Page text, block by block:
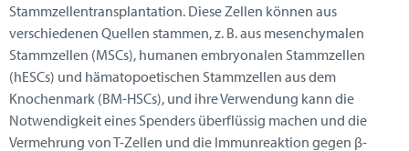
Stammzellentransplantation. Diese Zellen können aus
verschiedenen Quellen stammen, z. B. aus mesenchymalen
Stammzellen (MSCs), humanen embryonalen Stammzellen
(hESCs) und hämatopoetischen Stammzellen aus dem
Knochenmark (BM-HSCs), und ihre Verwendung kann die
Notwendigkeit eines Spenders überflüssig machen und die
Vermehrung von T-Zellen und die Immunreaktion gegen β-